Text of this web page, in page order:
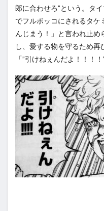
郎に合わせろ”という。タ
でフルボッコにされるタ
んじまう！」と言われ止め
し、愛する物を守るため
「”引けねぇんだよ！！！！”